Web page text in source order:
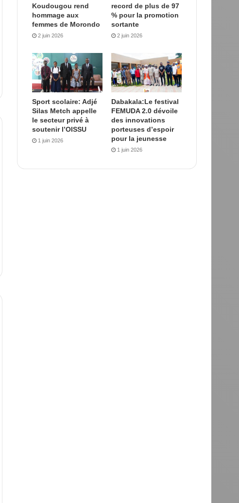
Koudougou rend
hommage aux
femmes de Morondo
2 juin 2026
record de plus de 97
% pour la promotion
sortante
2 juin 2026
Sport scolaire: Adjé
Silas Metch appelle
le secteur privé à
soutenir l’OISSU
1 juin 2026
Dabakala:Le festival
FEMUDA 2.0 dévoile
des innovations
porteuses d’espoir
pour la jeunesse
1 juin 2026